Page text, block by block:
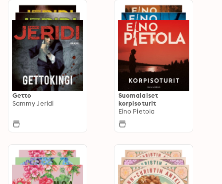
Getto
Sammy Jeridi
Suomalaiset
korpisoturit
Eino Pietola